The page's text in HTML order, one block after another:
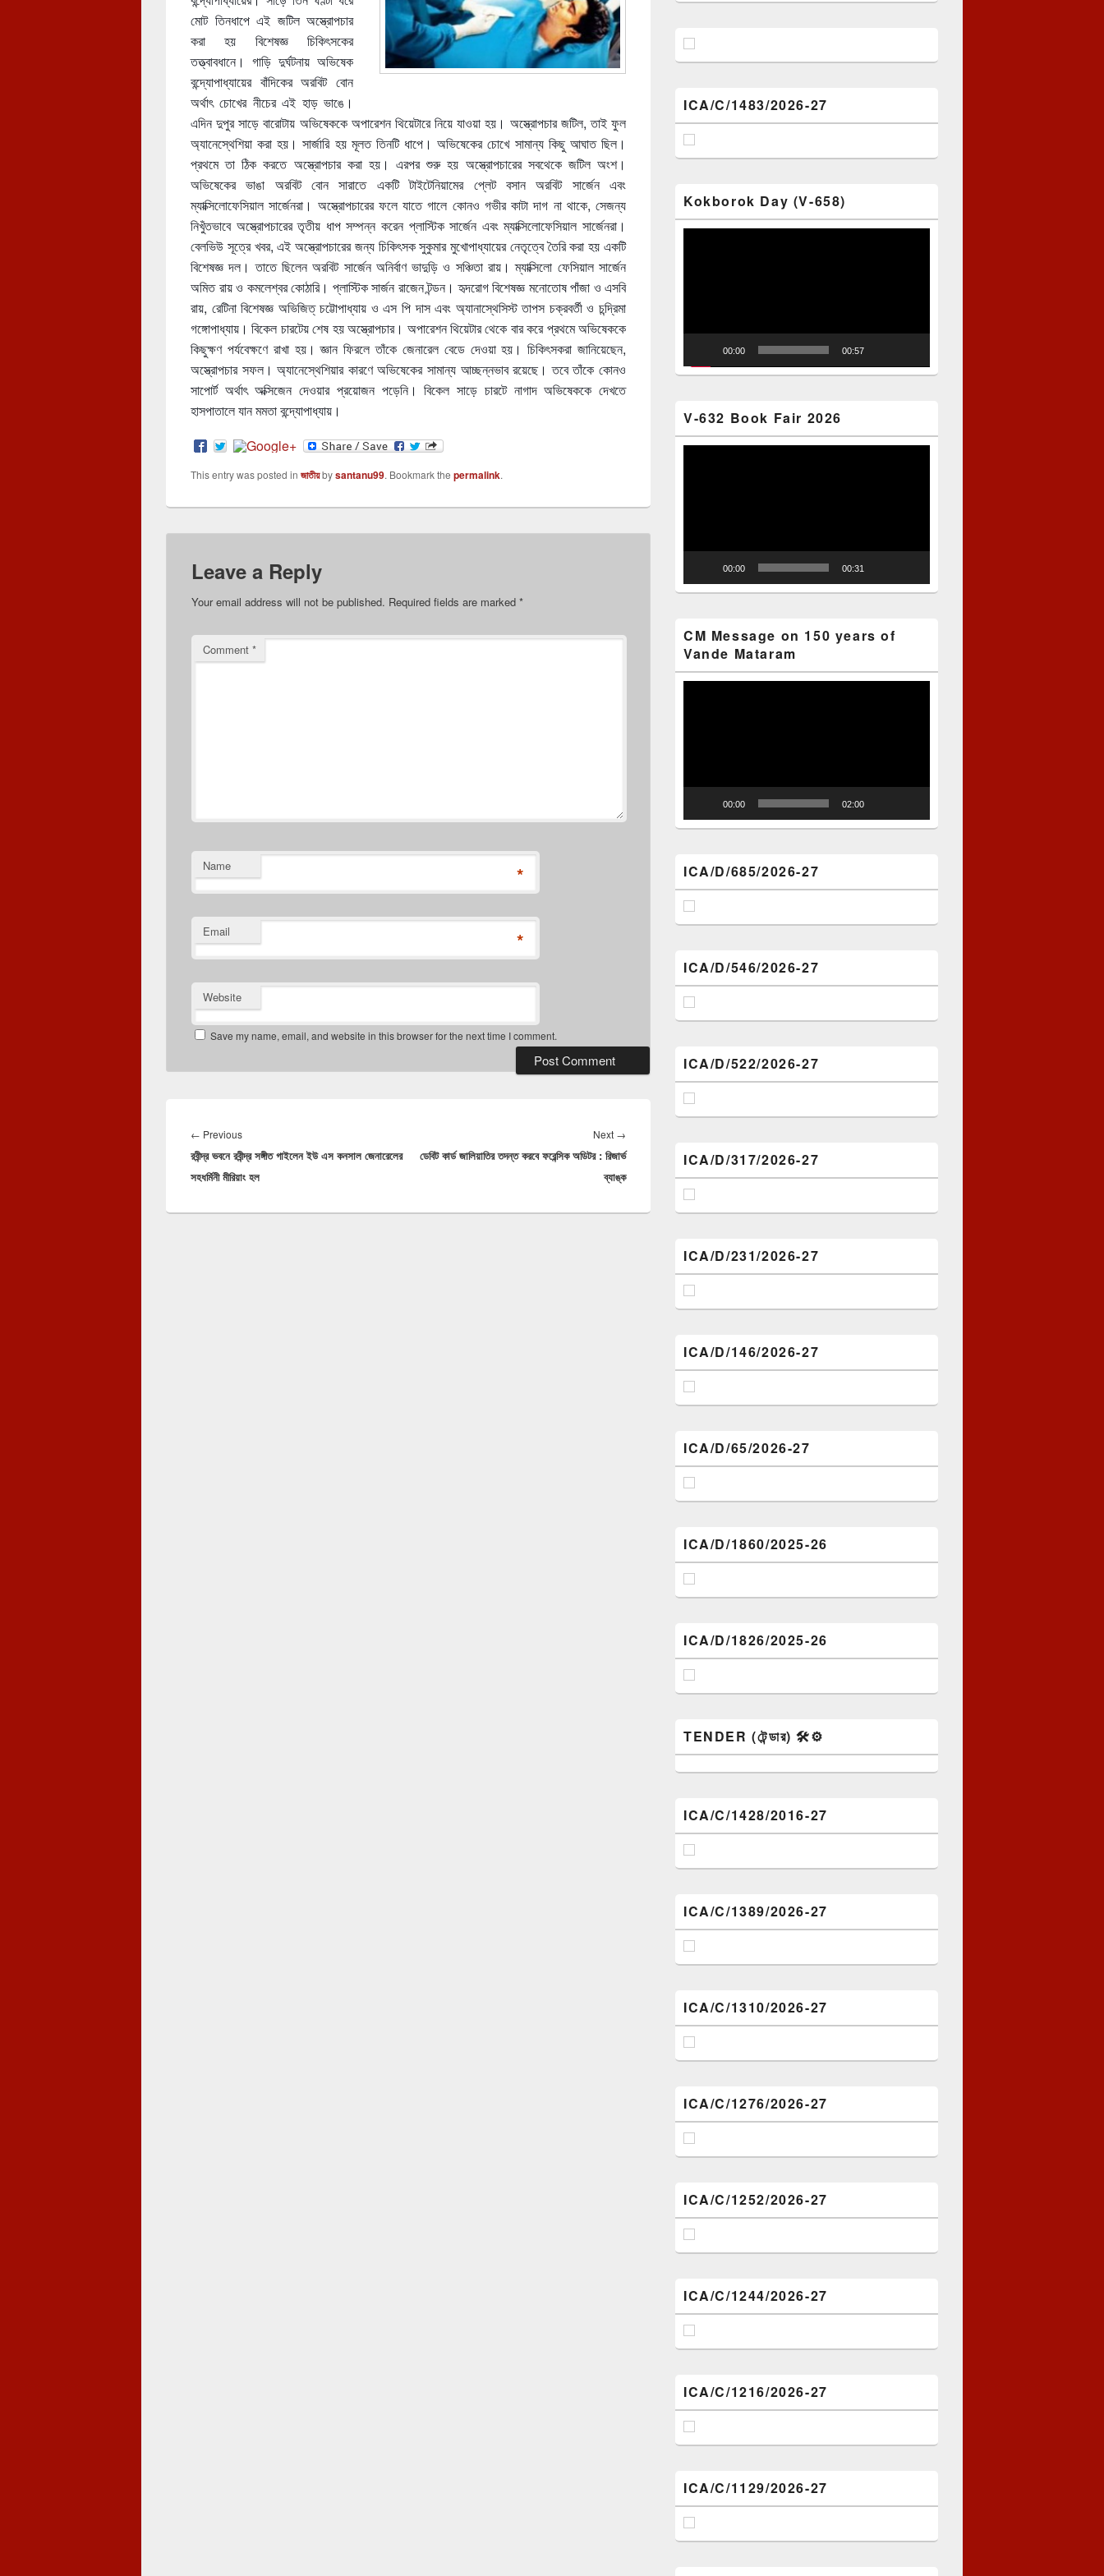
মোট তিনধাপে এই জটিল অস্ত্রোপচার
করা হয় বিশেষজ্ঞ চিকিৎসকের
তত্ত্বাবধানে। গাড়ি দুর্ঘটনায় অভিষেক
বন্দ্যোপাধ্যায়ের বাঁদিকের অরবিট বোন
অর্থাৎ চোখের নীচের এই হাড় ভাঙে।
এদিন দুপুর সাড়ে বারোটায় অভিষেককে অপারেশন থিয়েটারে নিয়ে যাওয়া হয়। অস্ত্রোপচার জটিল, তাই ফুল
অ্যানেস্থেশিয়া করা হয়। সার্জারি হয় মূলত তিনটি ধাপে। অভিষেকের চোখে সামান্য কিছু আঘাত ছিল।
প্রথমে তা ঠিক করতে অস্ত্রোপচার করা হয়। এরপর শুরু হয় অস্ত্রোপচারের সবথেকে জটিল অংশ।
অভিষেকের ভাঙা অরবিট বোন সারাতে একটি টাইটেনিয়ামের প্লেট বসান অরবিট সার্জেন এবং
ম্যাক্সিলোফেসিয়াল সার্জেনরা। অস্ত্রোপচারের ফলে যাতে গালে কোনও গভীর কাটা দাগ না থাকে, সেজন্য
নিখুঁতভাবে অস্ত্রোপচারের তৃতীয় ধাপ সম্পন্ন করেন প্লাস্টিক সার্জেন এবং ম্যাক্সিলোফেসিয়াল সার্জেনরা।
বেলভিউ সূত্রে খবর, এই অস্ত্রোপচারের জন্য চিকিৎসক সুকুমার মুখোপাধ্যায়ের নেতৃত্বে তৈরি করা হয় একটি
বিশেষজ্ঞ দল। তাতে ছিলেন অরবিট সার্জেন অনির্বাণ ভাদুড়ি ও সঞ্চিতা রায়। ম্যাক্সিলো ফেসিয়াল সার্জেন
অমিত রায় ও কমলেশ্বর কোঠারি। প্লাস্টিক সার্জন রাজেন টন্ডন। হৃদরোগ বিশেষজ্ঞ মনোতোষ পাঁজা ও এসবি
রায়, রেটিনা বিশেষজ্ঞ অভিজিত্ চট্টোপাধ্যায় ও এস পি দাস এবং অ্যানাস্থেসিস্ট তাপস চক্রবর্তী ও চন্দ্রিমা
গঙ্গোপাধ্যায়। বিকেল চারটেয় শেষ হয় অস্ত্রোপচার। অপারেশন থিয়েটার থেকে বার করে প্রথমে অভিষেককে
কিছুক্ষণ পর্যবেক্ষণে রাখা হয়। জ্ঞান ফিরলে তাঁকে জেনারেল বেডে দেওয়া হয়। চিকিৎসকরা জানিয়েছেন,
অস্ত্রোপচার সফল। অ্যানেস্থেশিয়ার কারণে অভিষেকের সামান্য আচ্ছন্নভাব রয়েছে। তবে তাঁকে কোনও
সাপোর্ট অর্থাৎ অক্সিজেন দেওয়ার প্রয়োজন পড়েনি। বিকেল সাড়ে চারটে নাগাদ অভিষেককে দেখতে
হাসপাতালে যান মমতা বন্দ্যোপাধ্যায়।
This entry was posted in জাতীয়bysantanu99. Bookmark the permalink.
Leave a Reply
Your email address will not be published. Required fields are marked *
Comment *
Name *
Email *
Website
Save my name, email, and website in this browser for the next time I comment.
navigation
← PreviousPrevious
post:
রবীন্দ্র ভবনে রবীন্দ্র সঙ্গীত গাইলেন ইউ এস কনসাল জেনারেলের
সহধর্মিনী মীরিয়াং হল
Next →
post:
ডেবিট কার্ড জালিয়াতির তদন্ত করবে ফরেন্সিক অডিটর : রিজার্ভ
ব্যাঙ্ক
ICA/C/1483/2026-27
Kokborok Day (V-658)
00:00 00:57
V-632 Book Fair 2026
00:00 00:31
CM Message on 150 years of
Vande Mataram
00:00 02:00
ICA/D/685/2026-27
ICA/D/546/2026-27
ICA/D/522/2026-27
ICA/D/317/2026-27
ICA/D/231/2026-27
ICA/D/146/2026-27
ICA/D/65/2026-27
ICA/D/1860/2025-26
ICA/D/1826/2025-26
TENDER (টেন্ডার) 🛠️⚙️
ICA/C/1428/2016-27
ICA/C/1389/2026-27
ICA/C/1310/2026-27
ICA/C/1276/2026-27
ICA/C/1252/2026-27
ICA/C/1244/2026-27
ICA/C/1216/2026-27
ICA/C/1129/2026-27